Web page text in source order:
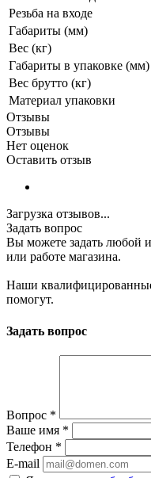
Резьба на входе
Габариты (мм)
Вес (кг)
Габариты в упаковке (мм)
Вес брутто (кг)
Материал упаковки
Отзывы
Отзывы
Нет оценок
Оставить отзыв
Загрузка отзывов...
Задать вопрос
Вы можете задать любой
или работе магазина.
Наши
помогут.
Задать вопрос
Вопрос *
Ваше имя *
Телефон *
E-mail